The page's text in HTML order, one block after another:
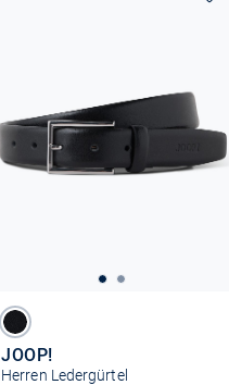
JOOP!
Herren Ledergürtel